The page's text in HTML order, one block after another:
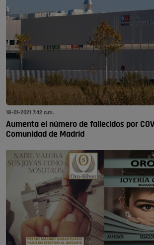
18-01-2021 7:42 a.m.
Aumenta el número de fallecidos por
Comunidad de Madrid